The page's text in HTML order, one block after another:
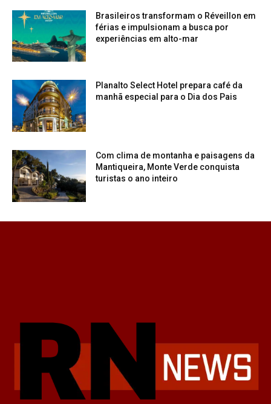
Brasileiros transformam o Réveillon em
férias e impulsionam a busca por
experiências em alto-mar
Planalto Select Hotel prepara café da
manhã especial para o Dia dos Pais
Com clima de montanha e paisagens da
Mantiqueira, Monte Verde conquista
turistas o ano inteiro